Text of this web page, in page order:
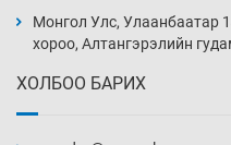
Өчигдөр 13
Монгол Улс, Улаанбаатар
хороо, Алтангэрэлийн
ХОЛБОО БАРИХ